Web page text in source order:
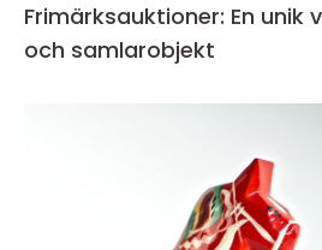
Frimärksauktioner: En unik
och samlarobjekt